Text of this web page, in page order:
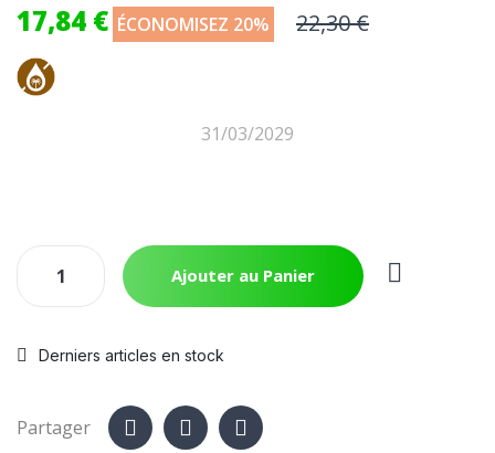
17,84 € ÉCONOMISEZ 20% 22,30 €
31/03/2029
Ajouter au Panier
Derniers articles en stock
Partager